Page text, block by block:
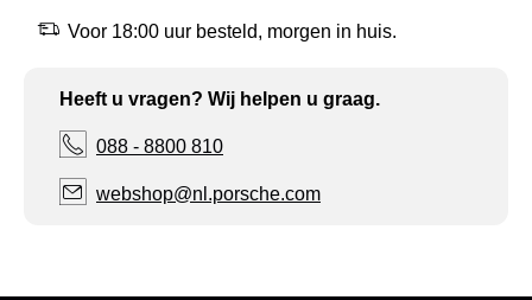
Voor 18:00 uur besteld, morgen in huis.
Heeft u vragen? Wij helpen u graag.
088 - 8800 810
webshop@nl.porsche.com